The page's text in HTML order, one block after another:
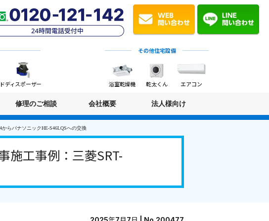
ディスポーザー
その他住宅設備
浴室乾燥機 乾太くん エアコン
修理のご相談 会社概要 法人様向け
らパナソニックHE-S46LQSへの交換
施工事例：三菱SRT-